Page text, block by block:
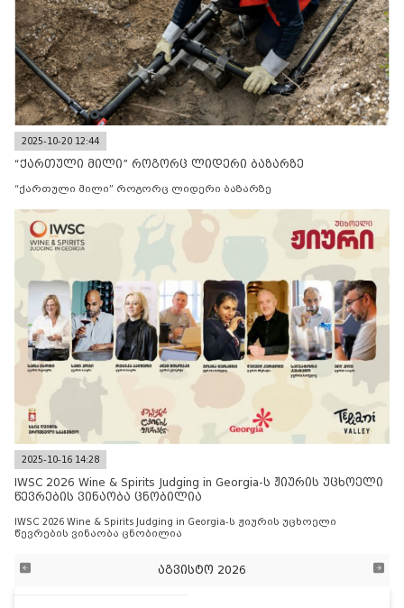
2025-10-20 12:44
“ქართული მილი” როგორც ლიდერი ბაზარზე
“ქართული მილი” როგორც ლიდერი ბაზარზე
2025-10-16 14:28
IWSC 2026 Wine & Spirits Judging in Georgia-ს ჟიურის უცხოელი
წევრების ვინაობა ცნობილია
IWSC 2026 Wine & Spirits Judging in Georgia-ს ჟიურის უცხოელი
წევრების ვინაობა ცნობილია
აგვისტო 2026